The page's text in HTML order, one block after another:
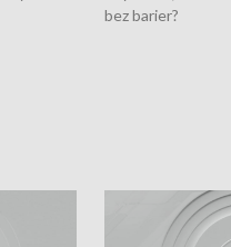
bez barier?